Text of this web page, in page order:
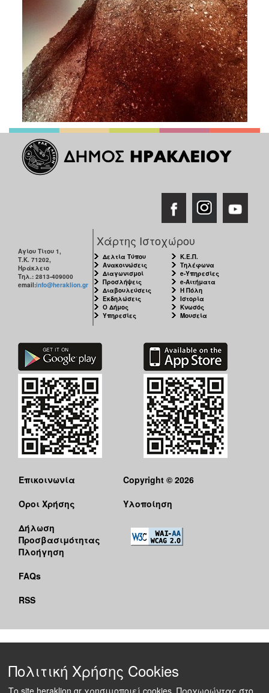
Αγίου Τίτου 1,
Τ.Κ. 71202,
Ηράκλειο
Τηλ.: 2813-409000
email:info@heraklion.gr
Χάρτης Ιστοχώρου
Δελτία Τύπου
Ανακοινώσεις
Διαγωνισμοί
Προσλήψεις
Διαβουλεύσεις
Εκδηλώσεις
Ο Δήμος
Υπηρεσίες
Κ.Ε.Π.
Τηλέφωνα
e-Υπηρεσίες
e-Αιτήματα
Η Πόλη
Ιστορία
Κνωσός
Μουσεία
Επικοινωνία
Όροι Χρήσης
Δήλωση
Προσβασιμότητας
Πλοήγηση
FAQs
RSS
Copyright © 2026
Υλοποίηση
Πολιτική Χρήσης Cookies
Το site heraklion.gr χρησιμοποιεί cookies. Προχωρώντας στο